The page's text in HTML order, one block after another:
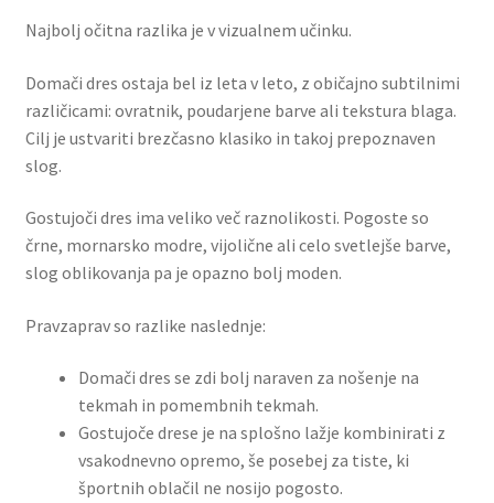
Najbolj očitna razlika je v vizualnem učinku.
Domači dres ostaja bel iz leta v leto, z običajno subtilnimi
različicami: ovratnik, poudarjene barve ali tekstura blaga.
Cilj je ustvariti brezčasno klasiko in takoj prepoznaven
slog.
Gostujoči dres ima veliko več raznolikosti. Pogoste so
črne, mornarsko modre, vijolične ali celo svetlejše barve,
slog oblikovanja pa je opazno bolj moden.
Pravzaprav so razlike naslednje:
Domači dres se zdi bolj naraven za nošenje na
tekmah in pomembnih tekmah.
Gostujoče drese je na splošno lažje kombinirati z
vsakodnevno opremo, še posebej za tiste, ki
športnih oblačil ne nosijo pogosto.